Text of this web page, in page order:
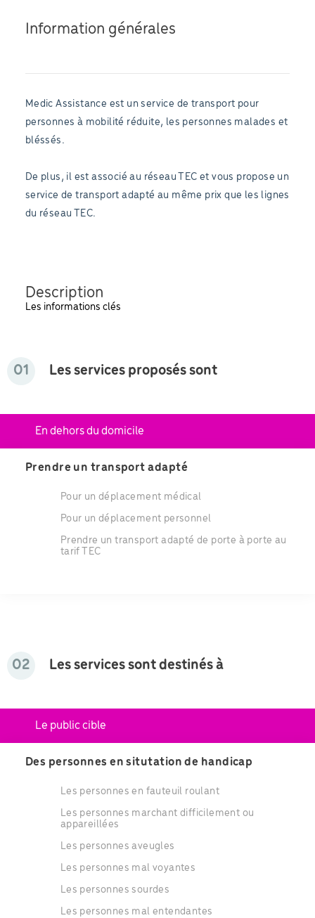
Information générales
Medic Assistance est un service de transport pour
personnes à mobilité réduite, les personnes malades et
bléssés.
De plus, il est associé au réseau TEC et vous propose un
service de transport adapté au même prix que les lignes
du réseau TEC.
Description
Les informations clés
01 Les services proposés sont
En dehors du domicile
Prendre un transport adapté
Pour un déplacement médical
Pour un déplacement personnel
Prendre un transport adapté de porte à porte au
tarif TEC
02 Les services sont destinés à
Le public cible
Des personnes en situtation de handicap
Les personnes en fauteuil roulant
Les personnes marchant difficilement ou
appareillées
Les personnes aveugles
Les personnes mal voyantes
Les personnes sourdes
Les personnes mal entendantes